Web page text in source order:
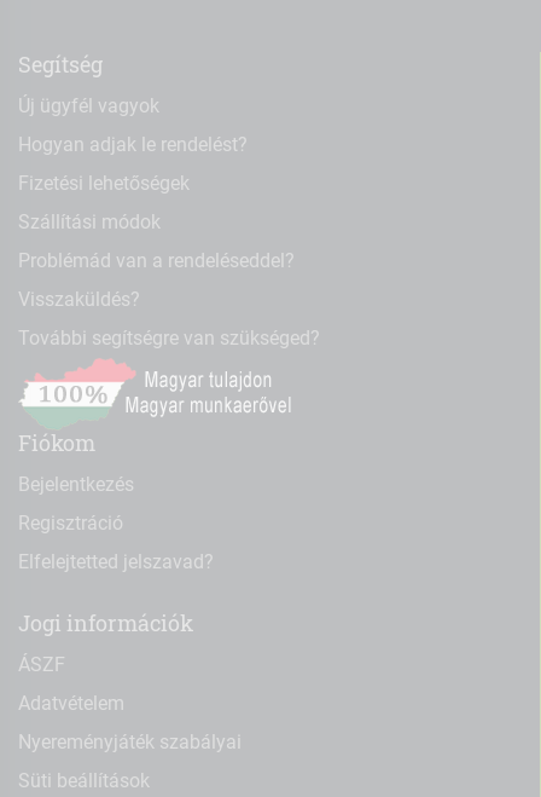
Segítség
Új ügyfél vagyok
Hogyan adjak le rendelést?
Fizetési lehetőségek
Szállítási módok
Problémád van a rendeléseddel?
Visszaküldés?
További segítségre van szükséged?
Fiókom
Bejelentkezés
Regisztráció
Elfelejtetted jelszavad?
Jogi információk
ÁSZF
Adatvételem
Nyereményjáték szabályai
Süti beállítások